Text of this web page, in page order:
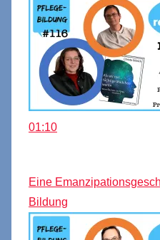
01:10
Eine
Bildung